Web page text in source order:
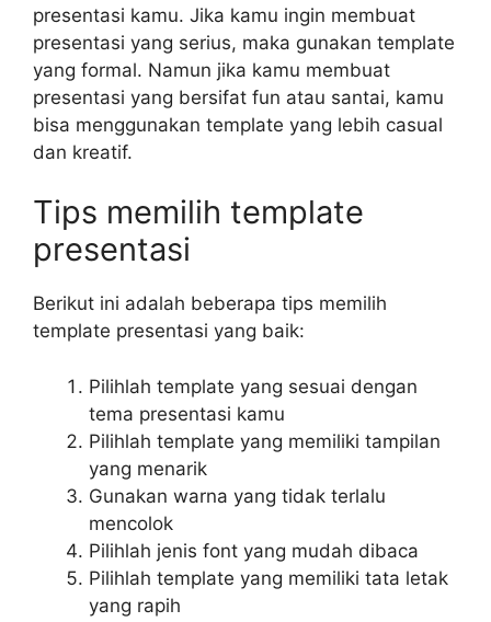
presentasi kamu. Jika kamu ingin membuat
presentasi yang serius, maka gunakan template
yang formal. Namun jika kamu membuat
presentasi yang bersifat fun atau santai, kamu
bisa menggunakan template yang lebih casual
dan kreatif.
Tips memilih template
presentasi
Berikut ini adalah beberapa tips memilih
template presentasi yang baik:
Pilihlah template yang sesuai dengan
tema presentasi kamu
Pilihlah template yang memiliki tampilan
yang menarik
Gunakan warna yang tidak terlalu
mencolok
Pilihlah jenis font yang mudah dibaca
Pilihlah template yang memiliki tata letak
yang rapih